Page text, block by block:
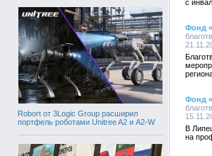
Robort от 3Logic Group расширил
портфель роботами Unitree A2 и A2-W
с
Фонд
Фонд
В
на